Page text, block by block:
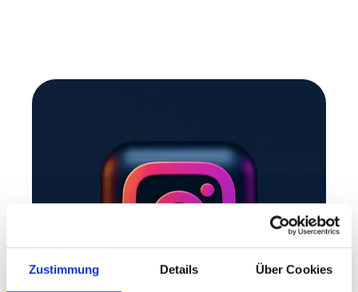
Zustimmung Details Über Cookies